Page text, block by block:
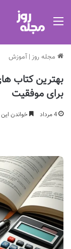
مجله روز | آموزش
بهترین کتاب
برای موفقیت
4 مرداد خواندن این مطلب 18